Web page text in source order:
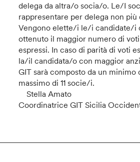
delega da altra/o socia/o. Le/I
rappresentare per delega non
Vengono elette/i le/i candidate/i
ottenuto il maggior numero di
espressi. In caso di parità di voti
la/il candidata/o con maggior
GIT sarà composto da un minimo
massimo di 11 socie/i.
Stella Amato
Coordinatrice GIT Sicilia